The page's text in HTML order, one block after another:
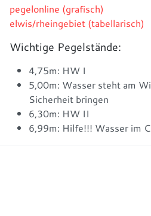
pegelonline (grafisch)
elwis/rheingebiet (tabellarisch)
Wichtige Pegelstände:
4,75m: HW I
5,00m: Wasser steht am
Sicherheit bringen
6,30m: HW II
6,99m: Hilfe!!! Wasser im